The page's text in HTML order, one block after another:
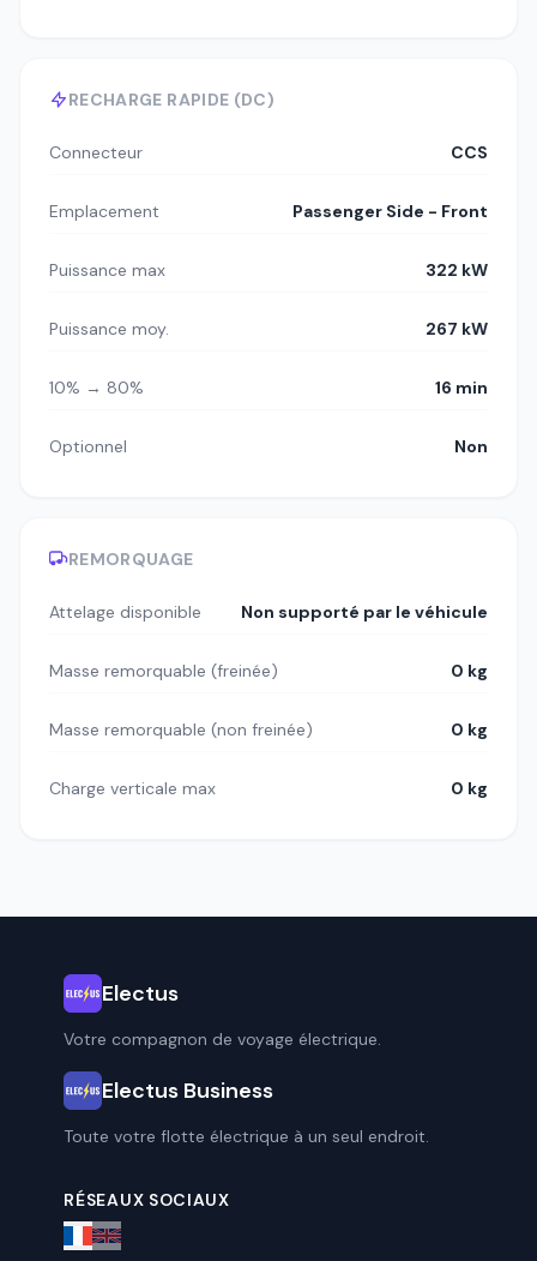
RECHARGE RAPIDE (DC)
Connecteur CCS
Emplacement Passenger Side - Front
Puissance max 322 kW
Puissance moy. 267 kW
10% → 80% 16 min
Optionnel Non
REMORQUAGE
Attelage disponible Non supporté par le véhicule
Masse remorquable (freinée) 0 kg
Masse remorquable (non freinée) 0 kg
Charge verticale max 0 kg
Electus
Votre compagnon de voyage électrique.
Electus Business
Toute votre flotte électrique à un seul endroit.
RÉSEAUX SOCIAUX